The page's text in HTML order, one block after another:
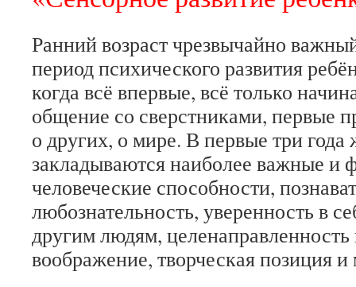
Ранний возраст чрезвычайно
период психического развития
когда всё впервые, всё только
общение со сверстниками, первые
о других, о мире. В первые три года
закладываются наиболее важные и
человеческие способности,
любознательность, уверенность в
другим людям, целенаправленность
воображение, творческая позиция и